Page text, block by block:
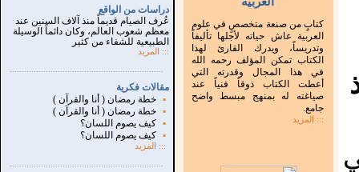
دراسات من الواقع
عُرف الصيام قديماً منذ آلاف السنين عند
معظم شعوب العالم، وكان دائماً الوسيلة
الطبيعية للشفاء من كثير
:::
المزيد
مقالات فكرية
▪
خطة رمضان ( أنا والقرآن )
▪
خطة رمضان ( أنا والقرآن )
▪
كيف يصوم اللسان؟
▪
كيف يصوم اللسان؟
:::
المزيد
كتابٍ من صنعة متخصصٍ في علوم
العربية عاش حياته لأجلها تأليفاً
وتدريساً، ويدرك القارئ لهذا
الكتاب تمكن المؤلف رحمه الله
في هذا المجال وقدرته التي
أعطت الكتاب ذوقاً فنياً عند
صياغته له بمنهج مبسط واضح
جامع.
::: المزيد